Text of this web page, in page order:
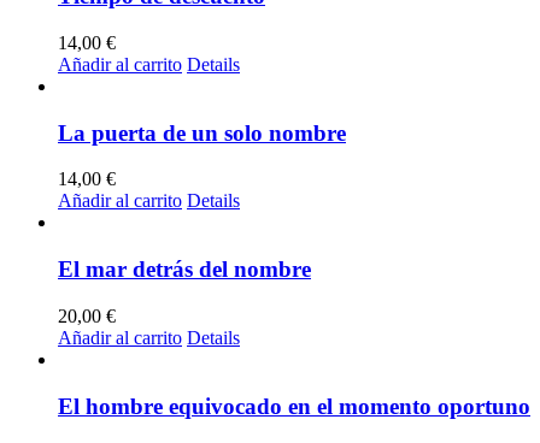
14,00 €
Añadir al carrito Details
La puerta de un solo nombre
14,00 €
Añadir al carrito Details
El mar detrás del nombre
20,00 €
Añadir al carrito Details
El hombre equivocado en el momento oportuno